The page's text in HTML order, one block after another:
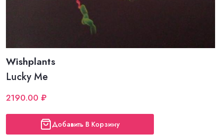
Wishplants
Lucky Me
2190.00 ₽
Добавить В Корзину